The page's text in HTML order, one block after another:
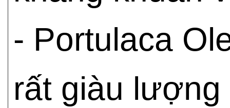
- Portulaca
rất giàu lượng